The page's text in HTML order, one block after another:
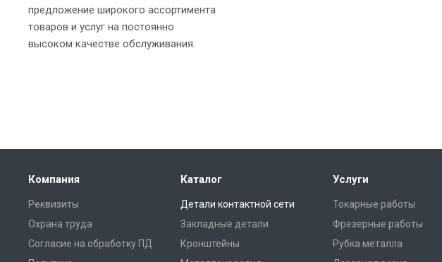
предложение широкого ассортимента
товаров и услуг на постоянно
высоком качестве обслуживания.
Компания
Реквизиты
Охрана труда
Согласие на обработку ПД
Каталог
Детали контактной сети
Закладные детали
Кронштейны
Услуги
Токарные работы
Фрезерные работы
Рубка металла